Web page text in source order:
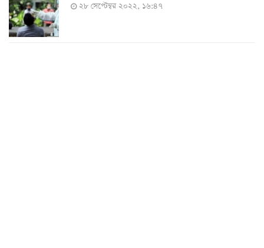
২৮ সেপ্টেম্বর ২০২২, ১৬:৪৭